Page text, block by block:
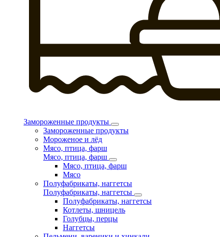
Замороженные продукты
Замороженные продукты
Мороженое и лёд
Мясо, птица, фарш
Мясо, птица, фарш
Мясо, птица, фарш
Мясо
Полуфабрикаты, наггетсы
Полуфабрикаты, наггетсы
Полуфабрикаты, наггетсы
Котлеты, шницель
Голубцы, перцы
Наггетсы